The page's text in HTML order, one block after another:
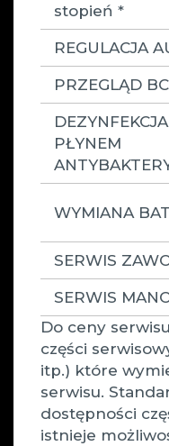
stopień *
REGULACJA
PRZEGLĄD
PŁYNEM
WYMIANA
SERWIS
SERWIS
Do ceny
części
itp.) które
serwisu.
dostępności
istnieje